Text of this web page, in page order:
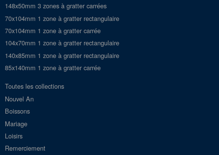
148x50mm 3 zones à gratter carrées
70x104mm 1 zone à gratter rectangulaire
70x104mm 1 zone à gratter carrée
104x70mm 1 zone à gratter rectangulaire
140x85mm 1 zone à gratter rectangulaire
85x140mm 1 zone à gratter carrée
Toutes les collections
Nouvel An
Boissons
Mariage
Loisirs
Remerciement